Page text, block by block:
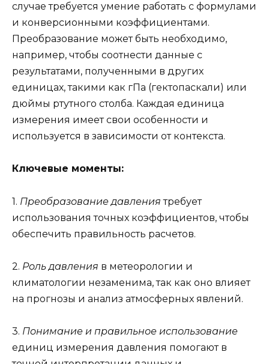
случае требуется умение работать с формулами
и конверсионными коэффициентами.
Преобразование может быть необходимо,
например, чтобы соотнести данные с
результатами, полученными в других
единицах, такими как гПа (гектопаскали) или
дюймы ртутного столба. Каждая единица
измерения имеет свои особенности и
используется в зависимости от контекста.
Ключевые моменты:
1. Преобразование давления требует
использования точных коэффициентов, чтобы
обеспечить правильность расчетов.
2. Роль давления в метеорологии и
климатологии незаменима, так как оно влияет
на прогнозы и анализ атмосферных явлений.
3. Понимание и правильное использование
единиц измерения давления помогают в